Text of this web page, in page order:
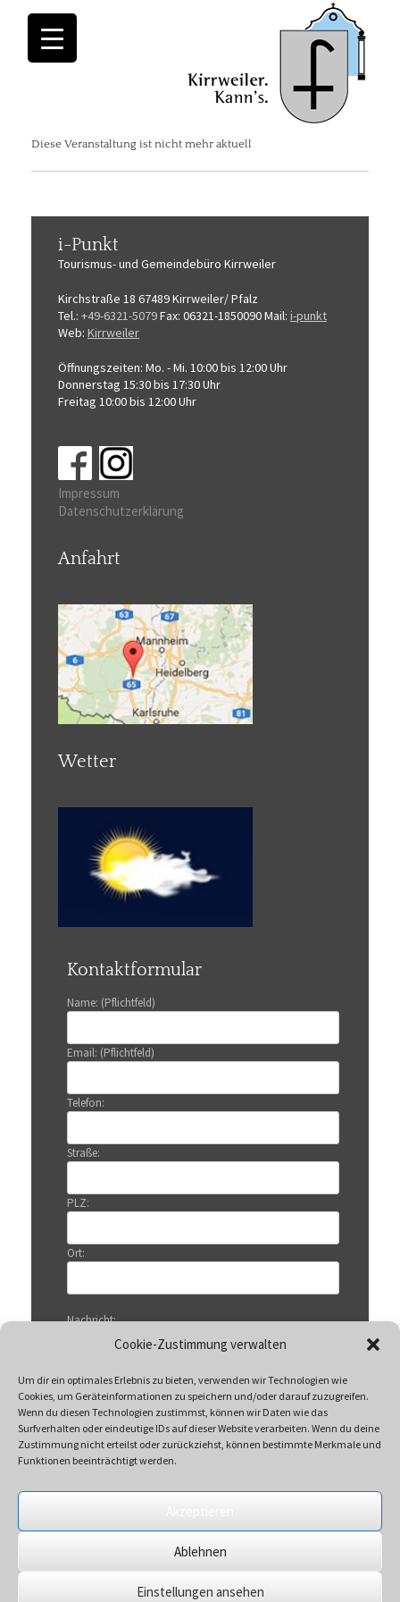
Cookie-Zustimmung verwalten
Um dir ein optimales Erlebnis zu bieten, verwenden wir Technologien wie
Cookies, um Geräteinformationen zu speichern und/oder darauf zuzugreifen.
Wenn du diesen Technologien zustimmst, können wir Daten wie das
Surfverhalten oder eindeutige IDs auf dieser Website verarbeiten. Wenn du deine
Zustimmung nicht erteilst oder zurückziehst, können bestimmte Merkmale und
Funktionen beeinträchtigt werden.
Ablehnen
Einstellungen ansehen
Diese Veranstaltung ist nicht mehr aktuell
i-Punkt
Tourismus-und Gemeindebüro Kirrweiler
Kirchstraße 18 67489 Kirrweiler/ Pfalz
Tel.: +49-6321-5079Fax: 06321-1850090Mail: i-punkt
Web: Kirrweiler
Öffnungszeiten: Mo. - Mi. 10:00 bis 12:00 Uhr
Donnerstag 15:30 bis 17:30 Uhr
Freitag 10:00 bis 12:00 Uhr
Impressum
Datenschutzerklärung
Anfahrt
Wetter
Kontaktformular
Name: (Pflichtfeld)
Email: (Pflichtfeld)
Telefon:
Straße:
PLZ:
Ort:
Nachricht:
Mit Klicken auf „Senden“ akzeptieren Sie unsere
Datenschutzerklärung